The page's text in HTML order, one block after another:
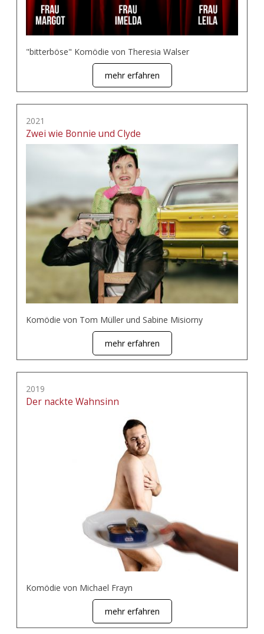
"bitterböse" Komödie von Theresia Walser
mehr erfahren
2021
Zwei wie Bonnie und Clyde
Komödie von Tom Müller und Sabine Misiorny
mehr erfahren
2019
Der nackte Wahnsinn
Komödie von Michael Frayn
mehr erfahren